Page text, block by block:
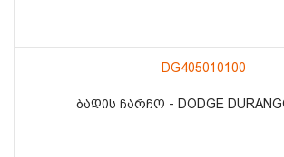
DG405010100
ᲑᲐᲓᲘᲡ ᲩᲐᲠᲩᲝ - DODGE